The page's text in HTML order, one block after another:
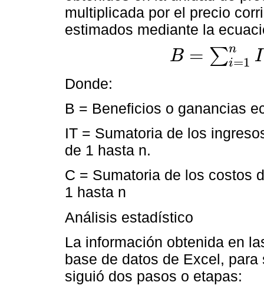
multiplicada por el precio
estimados mediante la
B = ∑n
i=1 I
B=∑ =1nI ∑i 1n T
Donde:
B = Beneficios o ganancias
IT = Sumatoria de los
de 1 hasta n.
C = Sumatoria de los costos
1 hasta n
Análisis estadístico
La información obtenida en
base de datos de Excel,
siguió dos pasos o etapas: